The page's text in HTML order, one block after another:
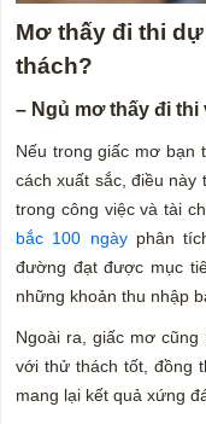
Mơ thấy đi thi
thách?
– Ngủ mơ thấy đi thi
Nếu trong giấc mơ bạn
cách xuất sắc, điều
trong công việc và tài
bắc 100 ngàyphân
đường đạt được mục
những khoản thu nhập
Ngoài ra, giấc mơ
với thử thách tốt, đồng
mang lại kết quả xứng